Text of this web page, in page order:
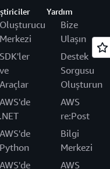
çevikliği,
Elemental Live
çıkış
koruması ve
arşivleme aralığı
halde
için, içeriği
Ayrıca tek
TS yayını gibi
.MOV gibi
Live’ın
neredeyse her
Oluşturucu
Merkezi
SDK'ler
ve
Araçlar
AWS'de
.NET
AWS'de
Python
AWS'de
Yardım
Bize
Ulaşın
Destek
Sorgusu
Oluşturun
AWS
re:Post
Bilgi
Merkezi
AWS